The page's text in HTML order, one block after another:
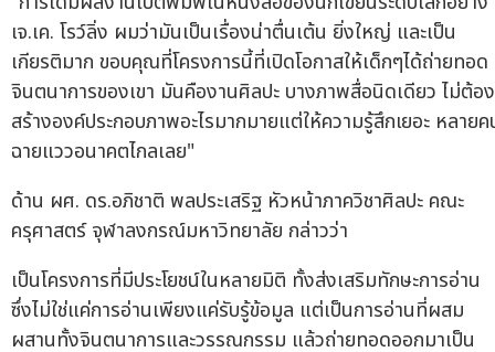
เจ.เค. โรว์ลิ่ง ผมว่ามันเป็นเรื่องน่าตื่นเต้น ยิ่งใหญ่ และเป็น
เกียรติมาก ขอบคุณที่โครงการนี้ที่เปิดโอกาสให้เด็กๆได้ถ่ายทอด
จินตนาการของเขา มันคืองานศิลปะ บางภาพสื่อนิดเดียว ไม่ต้อง
สร้างองค์ประกอบภาพอะไรมากมายแต่ให้ความรู้สึกเยอะ หลาย
ฉายแววอนาคตไกลเลย"
ด้าน ผศ. ดร.อภิชาติ พลประเสริฐ หัวหน้าภาควิชาศิลปะ คณะ
ครุศาสตร์ จุฬาลงกรณ์มหาวิทยาลัย กล่าวว่า
เป็นโครงการที่มีประโยชน์ในหลายมิติ ทั้งส่งเสริมทักษะการอ่าน
ซึ่งไม่ใช่แค่การอ่านเพียงแค่รับรู้ข้อมูล แต่เป็นการอ่านที่ผสม
ผสานทั้งจินตนาการและวรรณกรรม แล้วถ่ายทอดออกมาเป็น